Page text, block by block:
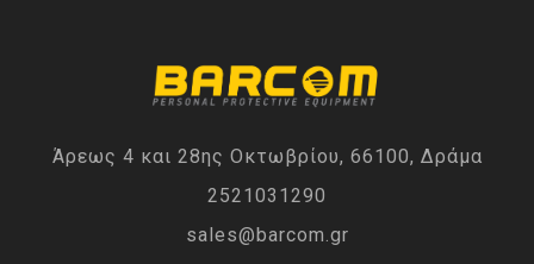
Άρεως 4 και 28ης Οκτωβρίου, 66100, Δράμα
2521031290
sales@barcom.gr